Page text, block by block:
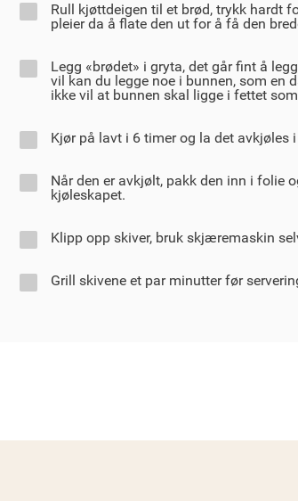
Rull kjøttdeigen til et brød, trykk hardt
pleier da å flate den ut for å få den
Legg «brødet» i gryta, det går fint å
vil kan du legge noe i bunnen, som en
ikke vil at bunnen skal ligge i fettet
Kjør på lavt i 6 timer og la det avkjøles
Når den er avkjølt, pakk den inn i folie
kjøleskapet.
Klipp opp skiver, bruk skjæremaskin
Grill skivene et par minutter før